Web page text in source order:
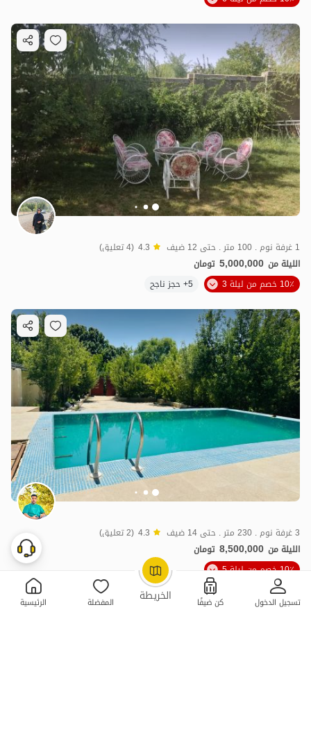
الخريطة تسجيل الدخول كن ضيفًا المفضلة الرئيسية
OpenStreetMap
1 غرفة نوم . 100 متر . حتى 12 ضيف 4.3 (4 تعليق)
الليلة من 5,000,000 تومان
10٪ خصم من ليلة 3
5+ حجز ناجح
3 غرفة نوم . 230 متر . حتى 14 ضيف 4.3 (2 تعليق)
الليلة من 8,500,000 تومان
10٪ خصم من ليلة 5